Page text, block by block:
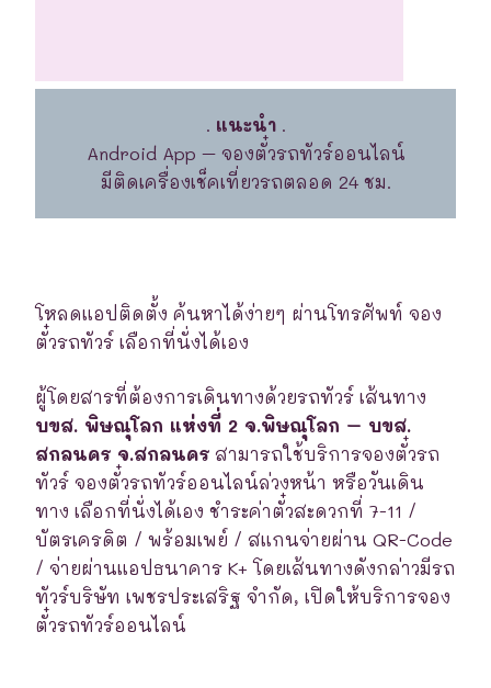
. แนะนำ.
Android App – จองตั๋วรถทัวร์ออนไลน์
มีติดเครื่องเช็คเที่ยวรถตลอด 24 ชม.
โหลดแอปติดตั้ง ค้นหาได้ง่ายๆ ผ่านโทรศัพท์ จอง
ตั๋วรถทัวร์ เลือกที่นั่งได้เอง
ผู้โดยสารที่ต้องการเดินทางด้วยรถทัวร์ เส้นทาง
บขส. พิษณุโลก แห่งที่ 2 จ.พิษณุโลก – บขส.
สกลนคร จ.สกลนคร สามารถใช้บริการจองตั๋วรถ
ทัวร์ จองตั๋วรถทัวร์ออนไลน์ล่วงหน้า หรือวันเดิน
ทาง เลือกที่นั่งได้เอง ชำระค่าตั๋วสะดวกที่ 7-11 /
บัตรเครดิต / พร้อมเพย์ / สแกนจ่ายผ่าน QR-Code
/ จ่ายผ่านแอปธนาคาร K+ โดยเส้นทางดังกล่าวมีรถ
ทัวร์บริษัท เพชรประเสริฐ จำกัด, เปิดให้บริการจอง
ตั๋วรถทัวร์ออนไลน์